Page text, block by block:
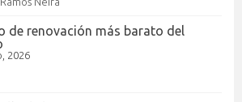
de renovación más barato del
2026